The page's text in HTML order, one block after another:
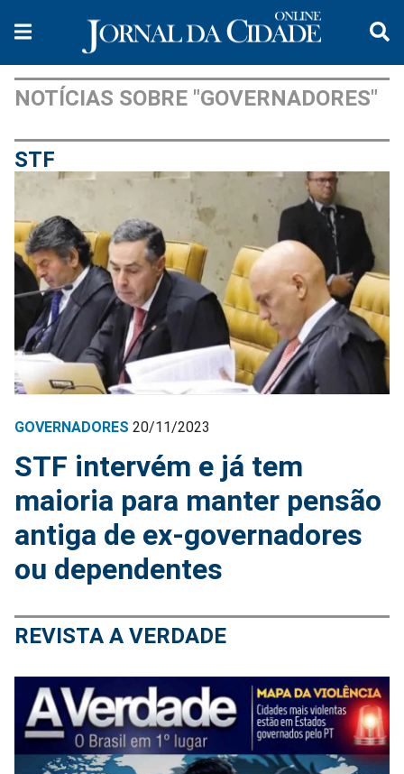
NOTÍCIAS SOBRE "GOVERNADORES"
STF
GOVERNADORES 20/11/2023
STF intervém e já tem
maioria para manter pensão
antiga de ex-governadores
ou dependentes
REVISTA A VERDADE